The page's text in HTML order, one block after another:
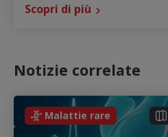
Scopri di più
Notizie correlate
Malattie rare